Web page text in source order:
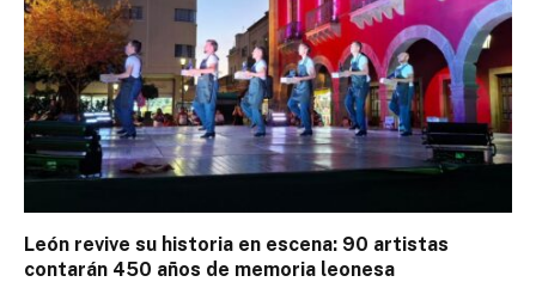
León revive su historia en escena: 90 artistas
contarán 450 años de memoria leonesa